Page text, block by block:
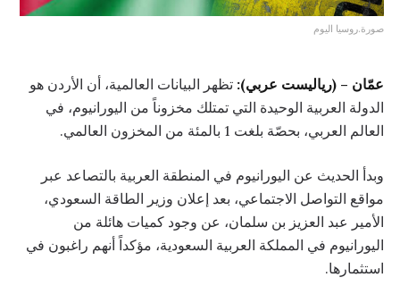
صورة.روسيا اليوم
عمّان – (رياليست عربي): تظهر البيانات العالمية، أن الأردن هو
الدولة العربية الوحيدة التي تمتلك مخزوناً من اليورانيوم، في
العالم العربي، بحصّة بلغت 1 بالمئة من المخزون العالمي.
وبدأ الحديث عن اليورانيوم في المنطقة العربية بالتصاعد عبر
مواقع التواصل الاجتماعي، بعد إعلان وزير الطاقة السعودي،
الأمير عبد العزيز بن سلمان، عن وجود كميات هائلة من
اليورانيوم في المملكة العربية السعودية، مؤكداً أنهم راغبون في
استثمارها.